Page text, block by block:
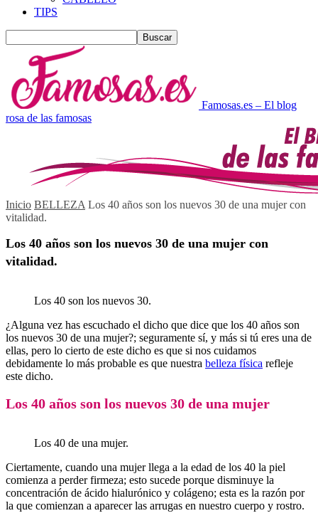
TIPS
Famosas.es – El blog
rosa de las famosas
Inicio BELLEZA Los 40 años son los nuevos 30 de una mujer con
vitalidad.
Los 40 años son los nuevos 30 de una mujer con
vitalidad.
Los 40 son los nuevos 30.
¿Alguna vez has escuchado el dicho que dice que los 40 años son
los nuevos 30 de una mujer?; seguramente sí, y más si tú eres una de
ellas, pero lo cierto de este dicho es que si nos cuidamos
debidamente lo más probable es que nuestra belleza física refleje
este dicho.
Los 40 años son los nuevos 30 de una mujer
Los 40 de una mujer.
Ciertamente, cuando una mujer llega a la edad de los 40 la piel
comienza a perder firmeza; esto sucede porque disminuye la
concentración de ácido hialurónico y colágeno; esta es la razón por
la que comienzan a aparecer las arrugas en nuestro cuerpo y rostro.